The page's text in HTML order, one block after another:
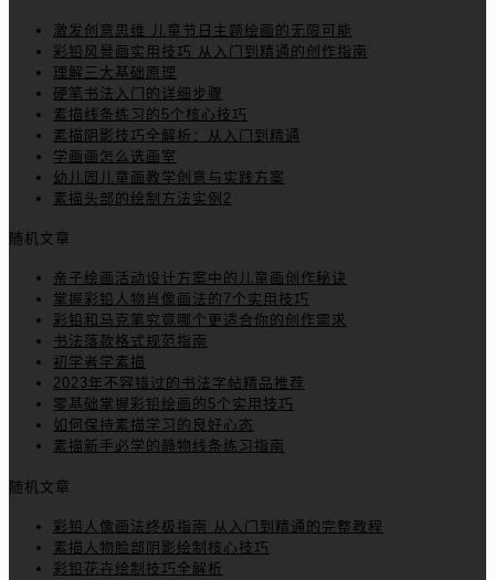
激发创意思维 儿童节日主题绘画的无限可能
彩铅风景画实用技巧 从入门到精通的创作指南
理解三大基础原理
硬笔书法入门的详细步骤
素描线条练习的5个核心技巧
素描阴影技巧全解析：从入门到精通
学画画怎么选画室
幼儿园儿童画教学创意与实践方案
素描头部的绘制方法实例2
随机文章
亲子绘画活动设计方案中的儿童画创作秘诀
掌握彩铅人物肖像画法的7个实用技巧
彩铅和马克笔究竟哪个更适合你的创作需求
书法落款格式规范指南
初学者学素描
2023年不容错过的书法字帖精品推荐
零基础掌握彩铅绘画的5个实用技巧
如何保持素描学习的良好心态
素描新手必学的静物线条练习指南
随机文章
彩铅人像画法终极指南 从入门到精通的完整教程
素描人物脸部阴影绘制核心技巧
彩铅花卉绘制技巧全解析